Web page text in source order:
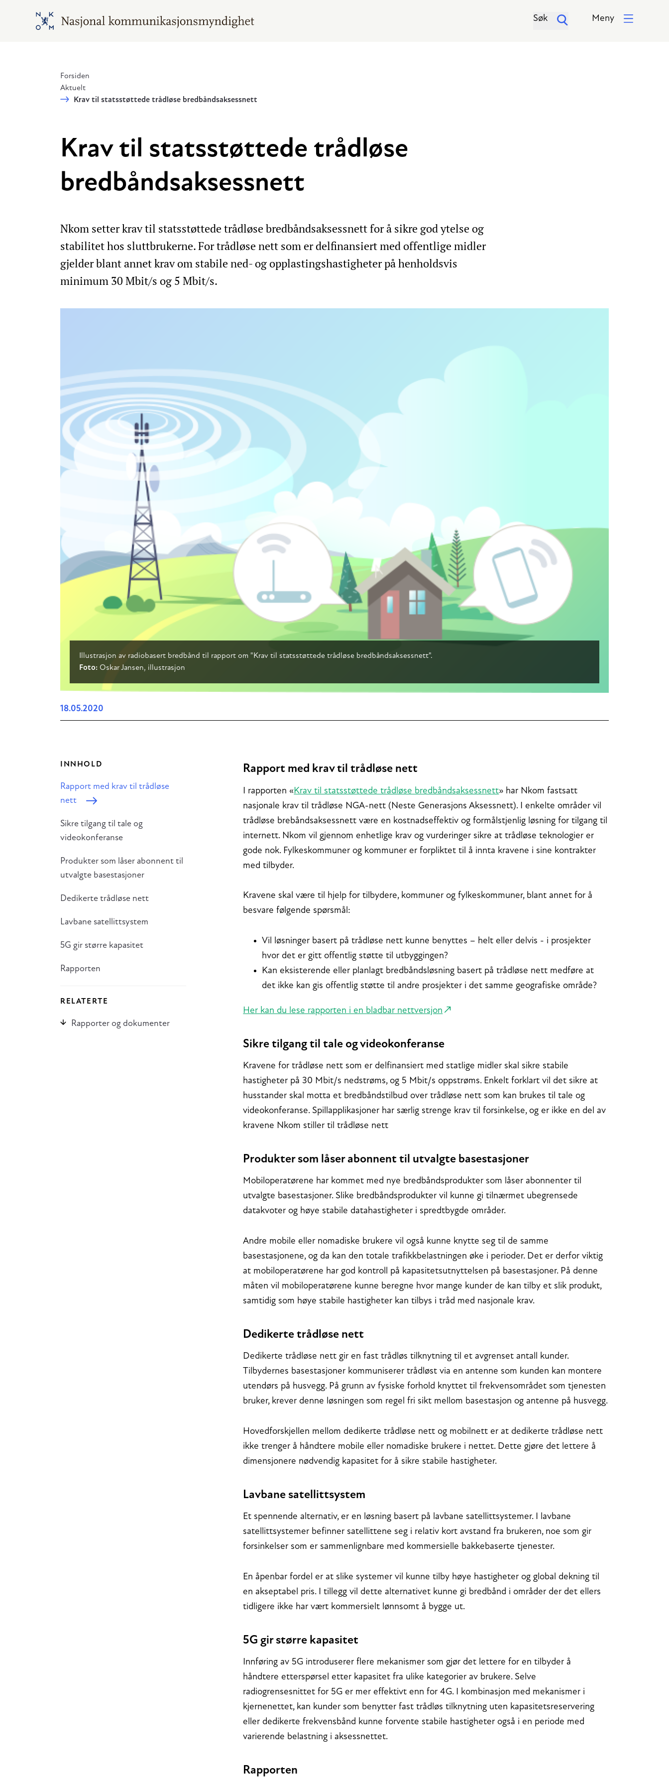
Hopp til hovedinnhold
Gå til hovedsiden Søk Meny
Forsiden
Aktuelt
Krav til statsstøttede trådløse bredbåndsaksessnett
Krav til statsstøttede trådløse
bredbåndsaksessnett
Nkom setter krav til statsstøttede trådløse bredbåndsaksessnett for å sikre god ytelse og
stabilitet hos sluttbrukerne. For trådløse nett som er delfinansiert med offentlige midler
gjelder blant annet krav om stabile ned- og opplastingshastigheter på henholdsvis
minimum 30 Mbit/s og 5 Mbit/s.
Illustrasjon av radiobasert bredbånd til rapport om "Krav til statsstøttede trådløse bredbåndsaksessnett".
Foto: Oskar Jansen, illustrasjon
18.05.2020
INNHOLD
Rapport med krav til trådløse
nett
Sikre tilgang til tale og
videokonferanse
Produkter som låser abonnent til
utvalgte basestasjoner
Dedikerte trådløse nett
Lavbane satellittsystem
5G gir større kapasitet
Rapporten
RELATERTE
Rapporter og dokumenter
Rapport med krav til trådløse nett
I rapporten «Krav til statsstøttede trådløse bredbåndsaksessnett» har Nkom fastsatt
nasjonale krav til trådløse NGA-nett (Neste Generasjons Aksessnett). I enkelte områder vil
trådløse brebåndsaksessnett være en kostnadseffektiv og formålstjenlig løsning for tilgang til
internett. Nkom vil gjennom enhetlige krav og vurderinger sikre at trådløse teknologier er
gode nok. Fylkeskommuner og kommuner er forpliktet til å innta kravene i sine kontrakter
med tilbyder.
Kravene skal være til hjelp for tilbydere, kommuner og fylkeskommuner, blant annet for å
besvare følgende spørsmål:
Vil løsninger basert på trådløse nett kunne benyttes – helt eller delvis - i prosjekter
hvor det er gitt offentlig støtte til utbyggingen?
Kan eksisterende eller planlagt bredbåndsløsning basert på trådløse nett medføre at
det ikke kan gis offentlig støtte til andre prosjekter i det samme geografiske område?
Her kan du lese rapporten i en bladbar nettversjon
Sikre tilgang til tale og videokonferanse
Kravene for trådløse nett som er delfinansiert med statlige midler skal sikre stabile
hastigheter på 30 Mbit/s nedstrøms, og 5 Mbit/s oppstrøms. Enkelt forklart vil det sikre at
husstander skal motta et bredbåndstilbud over trådløse nett som kan brukes til tale og
videokonferanse. Spillapplikasjoner har særlig strenge krav til forsinkelse, og er ikke en del av
kravene Nkom stiller til trådløse nett
Produkter som låser abonnent til utvalgte basestasjoner
Mobiloperatørene har kommet med nye bredbåndsprodukter som låser abonnenter til
utvalgte basestasjoner. Slike bredbåndsprodukter vil kunne gi tilnærmet ubegrensede
datakvoter og høye stabile datahastigheter i spredtbygde områder.
Andre mobile eller nomadiske brukere vil også kunne knytte seg til de samme
basestasjonene, og da kan den totale trafikkbelastningen øke i perioder. Det er derfor viktig
at mobiloperatørene har god kontroll på kapasitetsutnyttelsen på basestasjoner. På denne
måten vil mobiloperatørene kunne beregne hvor mange kunder de kan tilby et slik produkt,
samtidig som høye stabile hastigheter kan tilbys i tråd med nasjonale krav.
Dedikerte trådløse nett
Dedikerte trådløse nett gir en fast trådløs tilknytning til et avgrenset antall kunder.
Tilbydernes basestasjoner kommuniserer trådløst via en antenne som kunden kan montere
utendørs på husvegg. På grunn av fysiske forhold knyttet til frekvensområdet som tjenesten
bruker, krever denne løsningen som regel fri sikt mellom basestasjon og antenne på husvegg.
Hovedforskjellen mellom dedikerte trådløse nett og mobilnett er at dedikerte trådløse nett
ikke trenger å håndtere mobile eller nomadiske brukere i nettet. Dette gjøre det lettere å
dimensjonere nødvendig kapasitet for å sikre stabile hastigheter.
Lavbane satellittsystem
Et spennende alternativ, er en løsning basert på lavbane satellittsystemer. I lavbane
satellittsystemer befinner satellittene seg i relativ kort avstand fra brukeren, noe som gir
forsinkelser som er sammenlignbare med kommersielle bakkebaserte tjenester.
En åpenbar fordel er at slike systemer vil kunne tilby høye hastigheter og global dekning til
en akseptabel pris. I tillegg vil dette alternativet kunne gi bredbånd i områder der det ellers
tidligere ikke har vært kommersielt lønnsomt å bygge ut.
5G gir større kapasitet
Innføring av 5G introduserer flere mekanismer som gjør det lettere for en tilbyder å
håndtere etterspørsel etter kapasitet fra ulike kategorier av brukere. Selve
radiogrensesnittet for 5G er mer effektivt enn for 4G. I kombinasjon med mekanismer i
kjernenettet, kan kunder som benytter fast trådløs tilknytning uten kapasitetsreservering
eller dedikerte frekvensbånd kunne forvente stabile hastigheter også i en periode med
varierende belastning i aksessnettet.
Rapporten